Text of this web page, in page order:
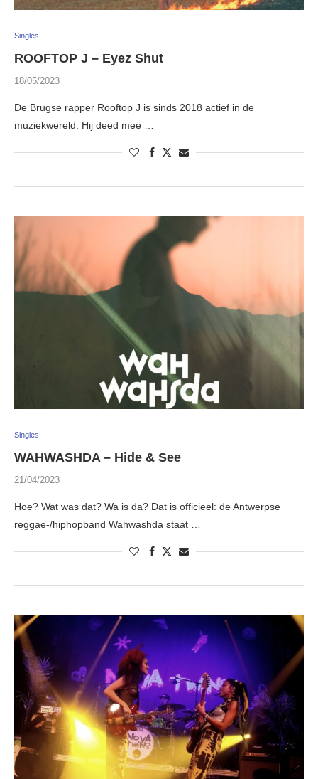
Singles
ROOFTOP J – Eyez Shut
18/05/2023
De Brugse rapper Rooftop J is sinds 2018 actief in de
muziekwereld. Hij deed mee …
Singles
WAHWASHDA – Hide & See
21/04/2023
Hoe? Wat was dat? Wa is da? Dat is officieel: de Antwerpse
reggae-/hiphopband Wahwashda staat …